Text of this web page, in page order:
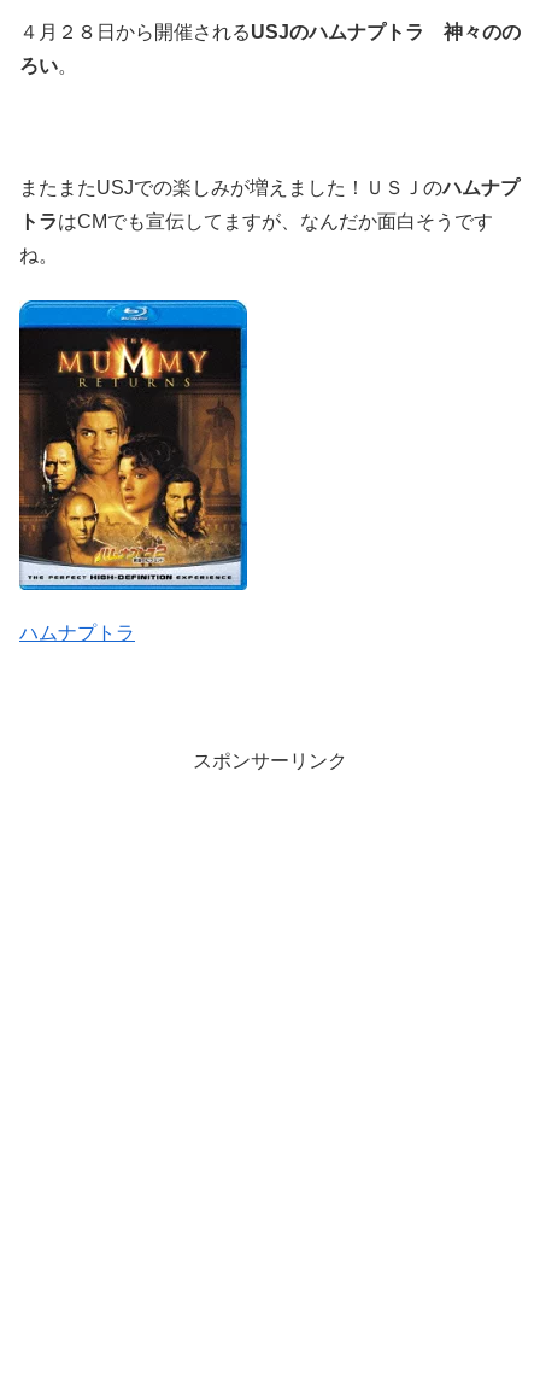
４月２８日から開催されるUSJのハムナプトラ 神々のの
ろい。
またまたUSJでの楽しみが増えました！ＵＳＪのハムナプ
トラはCMでも宣伝してますが、なんだか面白そうです
ね。
ハムナプトラ
スポンサーリンク